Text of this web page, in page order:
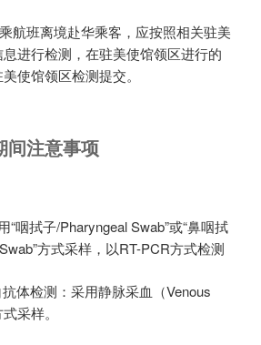
航班离境赴华乘客，应按照相关驻美
进行检测，在驻美使馆领区进行的
使馆领区检测提交。
注意事项
“咽拭子/Pharyngeal Swab”或“鼻咽拭
方式采样，以RT-PCR方式检测
体检测：采用静脉采血（Venous
采样。